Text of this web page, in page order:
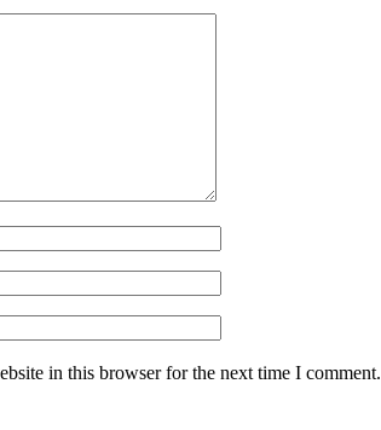
in this browser for the next time I comment.